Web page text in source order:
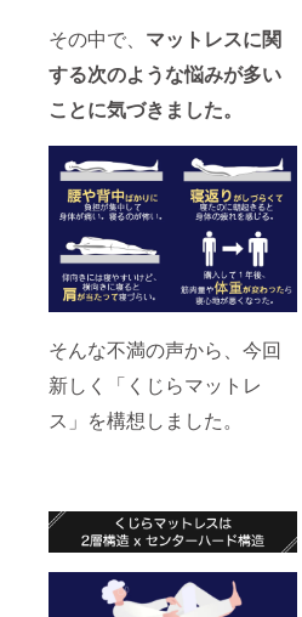
その中で、 マットレスに関
する次のような悩みが多い
ことに気づきました。
そんな不満の声から、今回
新しく「くじらマットレ
ス」を構想しました。